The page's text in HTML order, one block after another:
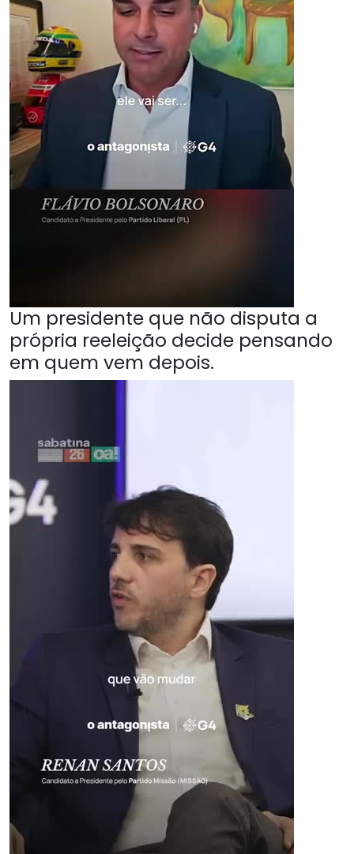
Um presidente que não disputa a
própria reeleição decide pensando
em quem vem depois.